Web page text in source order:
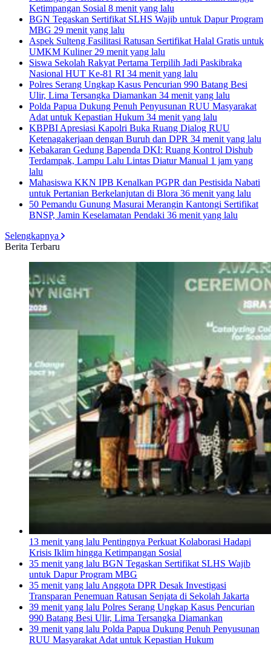
Ketimpangan Sosial 8 menit yang lalu
BGN Tegaskan Sertifikat SLHS Wajib untuk Dapur Program
MBG 29 menit yang lalu
Aspek Sulteng Fasilitasi Ratusan Sertifikat Halal Gratis untuk
UMKM Kuliner29 menit yang lalu
Siswa Sekolah Rakyat Pertama Terpilih Jadi Paskibraka
Nasional HUT Ke-81 RI 34 menit yang lalu
Polres Serang Ungkap Kasus Pencurian 990 Batang Besi
Ulir, Lima Tersangka Diamankan 34 menit yang lalu
Polda Papua Dukung Penuh Penyusunan RUU Masyarakat
Adat untuk Kepastian Hukum 34 menit yang lalu
KBPBI Apresiasi Kapolri Buka Ruang Dialog RUU
Ketenagakerjaan dengan Buruh dan DPR 34 menit yang lalu
Kebakaran Gedung Bapenda DKI: Ruang Kontrol Dishub
Terdampak, Lampu Lalu Lintas Diatur Manual 1 jam yang
lalu
Mahasiswa KKN IPB Kenalkan PGPR dan Pestisida Nabati
untuk Pertanian Berkelanjutan di Blora 36 menit yang lalu
50 Pemandu Gunung Masurai Merangin Kantongi Sertifikat
BNSP, Jamin Keselamatan Pendaki 36 menit yang lalu
Selengkapnya
Berita Terbaru
13 menit yang lalu Pentingnya Perkuat Kolaborasi Hadapi
Krisis Iklim hingga Ketimpangan Sosial
35 menit yang lalu BGN Tegaskan Sertifikat SLHS Wajib
untuk Dapur Program MBG
35 menit yang laluAnggota DPR Desak Investigasi
Transparan Penemuan Ratusan Senjata di Sekolah Jakarta
39 menit yang lalu Polres Serang Ungkap Kasus Pencurian
990 Batang Besi Ulir, Lima Tersangka Diamankan
39 menit yang lalu Polda Papua Dukung Penuh Penyusunan
RUU Masyarakat Adat untuk Kepastian Hukum